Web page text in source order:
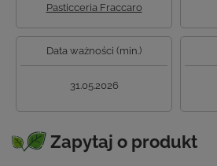
Pasticceria Fraccaro
Data ważności (min.)
31.05.2026
Zapytaj o produkt